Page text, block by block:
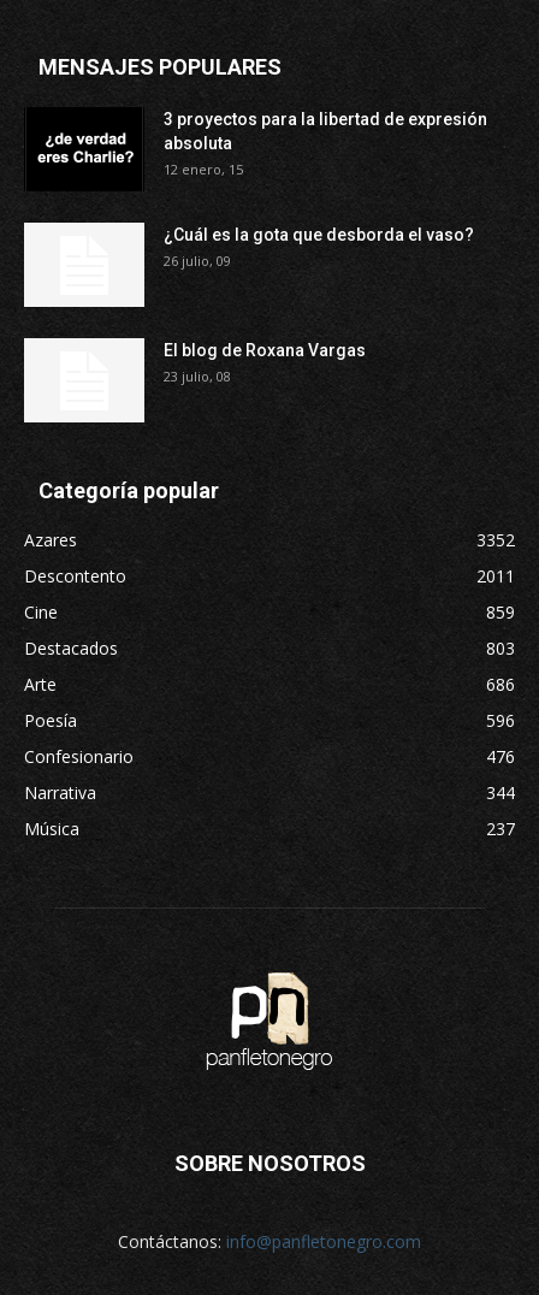
MENSAJES POPULARES
3 proyectos para la libertad de expresión
absoluta
12 enero, 15
¿Cuál es la gota que desborda el vaso?
26 julio, 09
El blog de Roxana Vargas
23 julio, 08
Categoría popular
Azares
3352
Descontento
2011
Cine
859
Destacados
803
Arte
686
Poesía
596
Confesionario
476
Narrativa
344
Música
237
SOBRE NOSOTROS
Contáctanos: info@panfletonegro.com